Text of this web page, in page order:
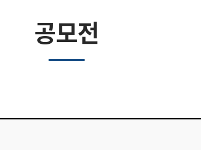
공모전